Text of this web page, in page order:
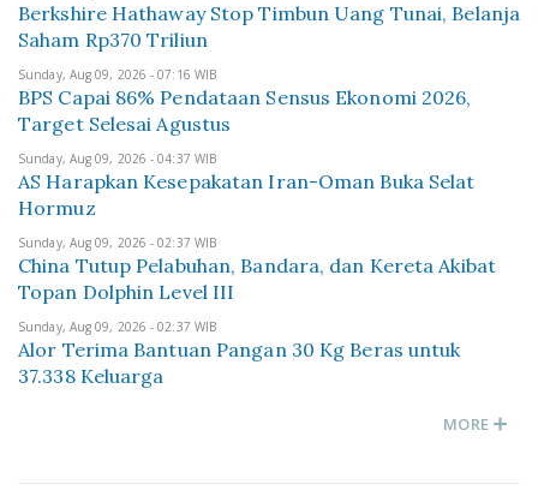
Berkshire Hathaway Stop Timbun Uang Tunai, Belanja
Saham Rp370 Triliun
Sunday, Aug 09, 2026 - 07:16 WIB
BPS Capai 86% Pendataan Sensus Ekonomi 2026,
Target Selesai Agustus
Sunday, Aug 09, 2026 - 04:37 WIB
AS Harapkan Kesepakatan Iran-Oman Buka Selat
Hormuz
Sunday, Aug 09, 2026 - 02:37 WIB
China Tutup Pelabuhan, Bandara, dan Kereta Akibat
Topan Dolphin Level III
Sunday, Aug 09, 2026 - 02:37 WIB
Alor Terima Bantuan Pangan 30 Kg Beras untuk
37.338 Keluarga
MORE